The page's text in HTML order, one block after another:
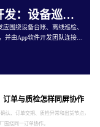
福州工厂手机App开发：设备巡检如何兼顾离线与追责
围绕设备台账、离线巡检、
并由App软件开发团队连接生
单与质检怎样同屏协作
认、订单交期、质检异常和出货节点，
围绕同一订单协作。